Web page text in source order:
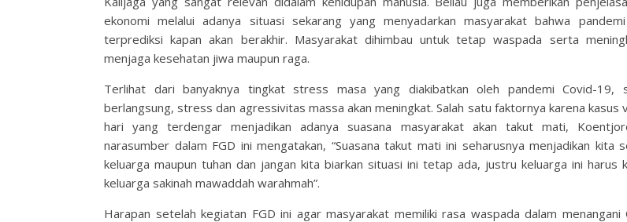
ekonomi melalui adanya situasi sekarang yang menyadarkan masyarakat bahwa
terprediksi kapan akan berakhir. Masyarakat dihimbau untuk tetap waspada serta
menjaga kesehatan jiwa maupun raga.
Terlihat dari banyaknya tingkat stress masa yang diakibatkan oleh pandemi Covid-19,
berlangsung, stress dan agressivitas massa akan meningkat. Salah satu faktornya karena
hari yang terdengar menjadikan adanya suasana masyarakat akan takut mati,
narasumber dalam FGD ini mengatakan, “Suasana takut mati ini seharusnya menjadikan kita
keluarga maupun tuhan dan jangan kita biarkan situasi ini tetap ada, justru keluarga ini harus
keluarga sakinah mawaddah warahmah”.
Harapan setelah kegiatan FGD ini agar masyarakat memiliki rasa waspada dalam